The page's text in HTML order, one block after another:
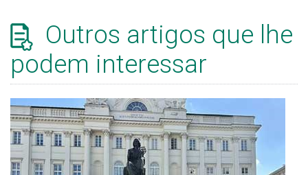
Outros artigos que lhe
podem interessar